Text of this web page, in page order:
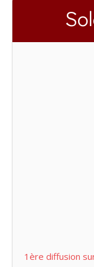
1ère diffusion